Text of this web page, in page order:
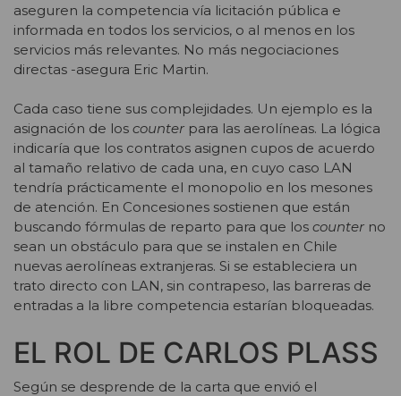
aseguren la competencia vía licitación pública e
informada en todos los servicios, o al menos en los
servicios más relevantes. No más negociaciones
directas -asegura Eric Martin.
Cada caso tiene sus complejidades. Un ejemplo es la
asignación de los counter para las aerolíneas. La lógica
indicaría que los contratos asignen cupos de acuerdo
al tamaño relativo de cada una, en cuyo caso LAN
tendría prácticamente el monopolio en los mesones
de atención. En Concesiones sostienen que están
buscando fórmulas de reparto para que los counter no
sean un obstáculo para que se instalen en Chile
nuevas aerolíneas extranjeras. Si se estableciera un
trato directo con LAN, sin contrapeso, las barreras de
entradas a la libre competencia estarían bloqueadas.
EL ROL DE CARLOS PLASS
Según se desprende de la carta que envió el